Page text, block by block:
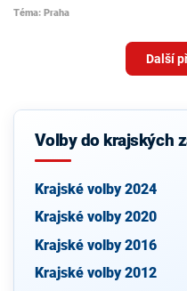
Téma: Praha
Další
Volby do krajských
Krajské volby 2024
Krajské volby 2020
Krajské volby 2016
Krajské volby 2012